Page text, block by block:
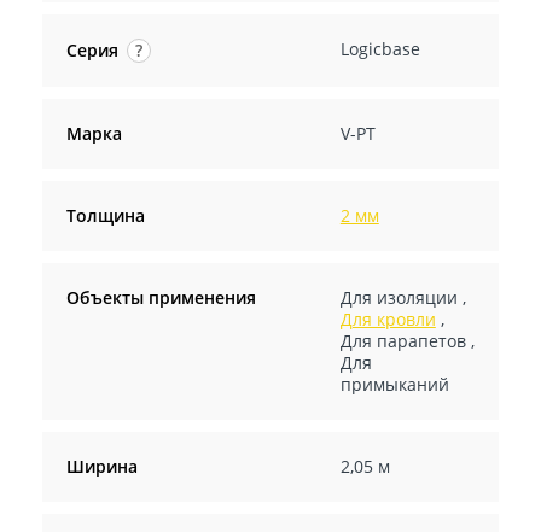
Серия ? Logicbase
Марка V-PT
Толщина 2 мм
Объекты применения Для изоляции ,
Для кровли ,
Для парапетов,
Для
примыканий
Ширина 2,05 м